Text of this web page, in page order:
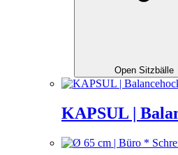
Open Sitzbälle
KAPSUL |